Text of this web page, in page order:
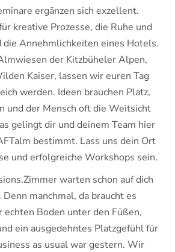
ergänzen sich exzellent.
kreative Prozesse, die Ruhe und
Annehmlichkeiten eines Hotels.
der Kitzbüheler Alpen,
Kaiser, lassen wir euren Tag
werden. Ideen brauchen Platz,
und der Mensch oft die Weitsicht
gelingt dir und deinem Team hier
bestimmt. Lass uns dein Ort
und erfolgreiche Workshops sein.
warten schon auf dich
manchmal, da braucht es
echten Boden unter den Füßen,
ein ausgedehntes Platzgefühl für
as usual war gestern. Wir